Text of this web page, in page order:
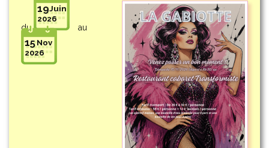
du
19Juin
2026
au
15 Nov
2026